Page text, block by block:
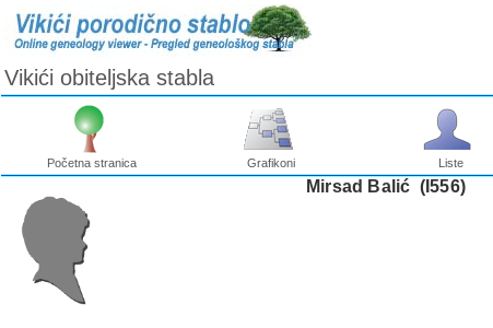
Vikići obiteljska stabla
Početna stranica Grafikoni Liste
Mirsad Balić ‎(I556)‎